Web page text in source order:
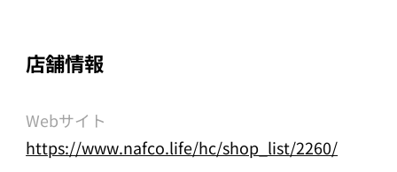
店舗情報
Webサイト
https://www.nafco.life/hc/shop_list/2260/